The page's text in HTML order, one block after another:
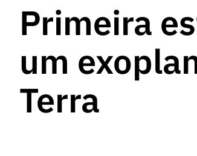
Primeira
um
Terra